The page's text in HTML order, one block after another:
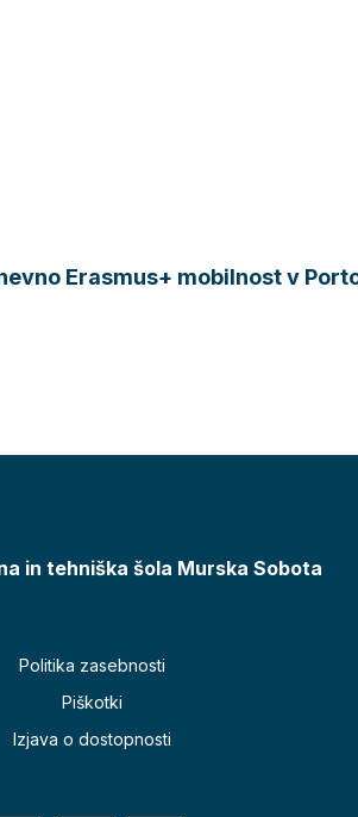
Erasmus+ mobilnost v
in tehniška šola Murska Sobota
Politika zasebnosti
Piškotki
Izjava o dostopnosti